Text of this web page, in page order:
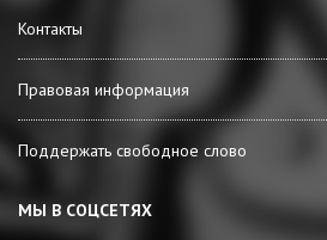
Контакты
Правовая информация
Поддержать свободное слово
МЫ В СОЦСЕТЯХ